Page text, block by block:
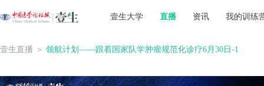
壹生大学 直播 资讯 我的训练
壹生直播 ＞ 领航计划——跟着国家队学肿瘤规范化诊疗6月30日-1